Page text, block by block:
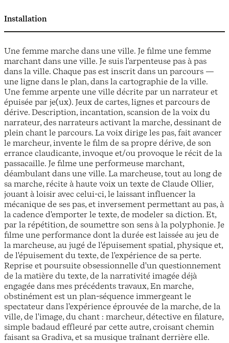
Installation
Une femme marche dans une ville. Je filme une femme
marchant dans une ville. Je suis l'arpenteuse pas à pas
dans la ville. Chaque pas est inscrit dans un parcours —
une ligne dans le plan, dans la cartographie de la ville.
Une femme arpente une ville décrite par un narrateur et
épuisée par je(ux). Jeux de cartes, lignes et parcours de
dérive. Description, incantation, scansion de la voix du
narrateur, des narrateurs activant la marche, dessinant de
plein chant le parcours. La voix dirige les pas, fait avancer
le marcheur, invente le film de sa propre dérive, de son
errance claudicante, invoque et/ou provoque le récit de la
passacaille. Je filme une performeuse marchant,
déambulant dans une ville. La marcheuse, tout au long de
sa marche, récite à haute voix un texte de Claude Ollier,
jouant à loisir avec celui-ci, le laissant influencer la
mécanique de ses pas, et inversement permettant au pas, à
la cadence d'emporter le texte, de modeler sa diction. Et,
par la répétition, de soumettre son sens à la polyphonie. Je
filme une performance dont la durée est laissée au jeu de
la marcheuse, au jugé de l'épuisement spatial, physique et,
de l'épuisement du texte, de l'expérience de sa perte.
Reprise et poursuite obsessionnelle d'un questionnement
de la matière du texte, de la narrativité imagée déjà
engagée dans mes précédents travaux, En marche,
obstinément est un plan-séquence immergeant le
spectateur dans l'expérience éprouvée de la marche, de la
ville, de l'image, du chant : marcheur, détective en filature,
simple badaud effleuré par cette autre, croisant chemin
faisant sa Gradiva, et sa musique traînant derrière elle.